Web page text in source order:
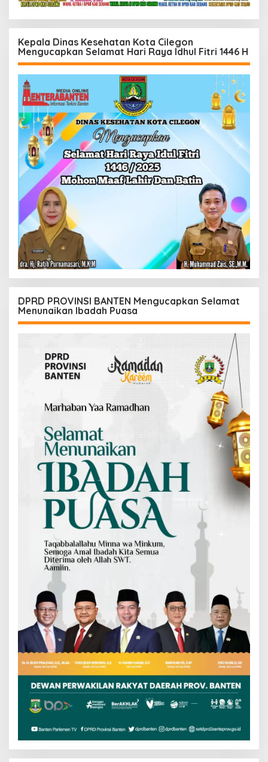
Kepala Dinas Kesehatan Kota Cilegon
Mengucapkan Selamat Hari Raya Idhul Fitri 1446 H
DPRD PROVINSI BANTEN Mengucapkan Selamat
Menunaikan Ibadah Puasa